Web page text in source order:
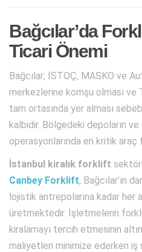
Bağcılar’da
Ticari Önemi
Bağcılar; İSTOÇ, MASKO ve
merkezlerine komşu olması ve
tam ortasında yer alması
kalbidir. Bölgedeki depoların
operasyonlarında en kritik
İstanbul kiralık forklift
Canbey Forklift, Bağcılar’ın
lojistik antrepolarına kadar her
üretmektedir. İşletmelerin
kiralamayı tercih etmesinin
maliyetleri minimize ederken iş